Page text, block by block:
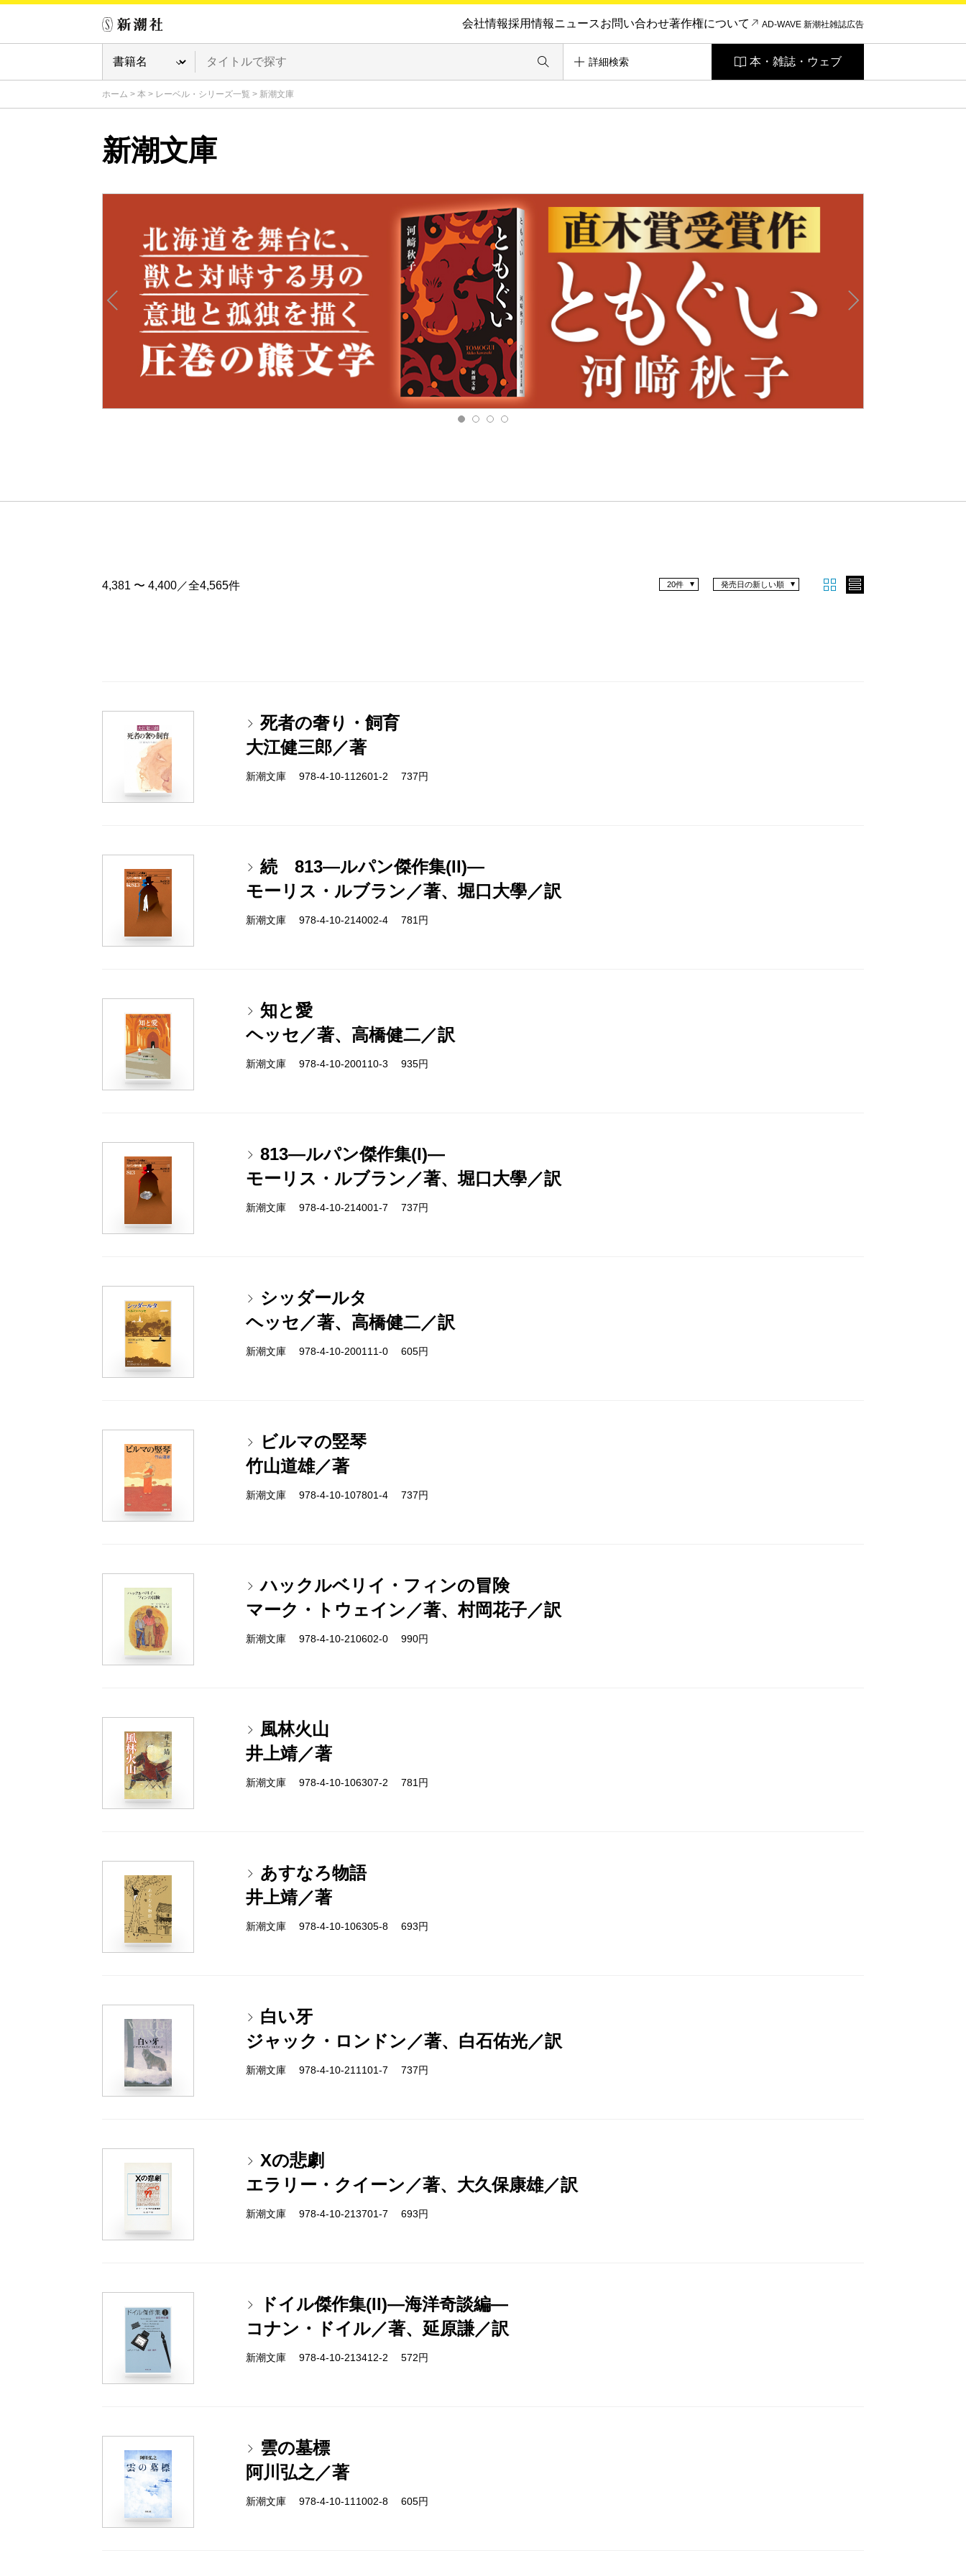
会社情報採用情報ニュースお問い合わせ著作権について AD-WAVE 新潮社雑誌広告
詳細検索 本・雑誌・ウェブ
ホーム > 本 > レーベル・シリーズ一覧 > 新潮文庫
新潮文庫
4,381 〜 4,400／全4,565件 発売日の新しい順
20件
死者の奢り・飼育
大江健三郎／著
新潮文庫 978-4-10-112601-2 737円
続 813―ルパン傑作集(II)―
モーリス・ルブラン／著、堀口大學／訳
新潮文庫 978-4-10-214002-4 781円
知と愛
ヘッセ／著、高橋健二／訳
新潮文庫 978-4-10-200110-3 935円
813―ルパン傑作集(I)―
モーリス・ルブラン／著、堀口大學／訳
新潮文庫 978-4-10-214001-7 737円
シッダールタ
ヘッセ／著、高橋健二／訳
新潮文庫 978-4-10-200111-0 605円
ビルマの竪琴
竹山道雄／著
新潮文庫 978-4-10-107801-4 737円
ハックルベリイ・フィンの冒険
マーク・トウェイン／著、村岡花子／訳
新潮文庫 978-4-10-210602-0 990円
風林火山
井上靖／著
新潮文庫 978-4-10-106307-2 781円
あすなろ物語
井上靖／著
新潮文庫 978-4-10-106305-8 693円
白い牙
ジャック・ロンドン／著、白石佑光／訳
新潮文庫 978-4-10-211101-7 737円
Xの悲劇
エラリー・クイーン／著、大久保康雄／訳
新潮文庫 978-4-10-213701-7 693円
ドイル傑作集(II)―海洋奇談編―
コナン・ドイル／著、延原謙／訳
新潮文庫 978-4-10-213412-2 572円
雲の墓標
阿川弘之／著
新潮文庫 978-4-10-111002-8 605円